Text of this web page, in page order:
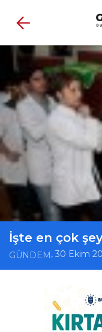
İşte en çok
GÜNDEM, 30 Ekim